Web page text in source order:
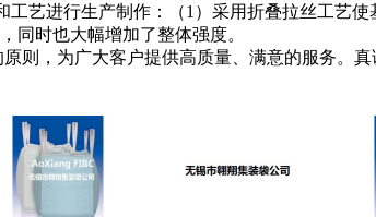
艺进行生产制作：（1）采用折叠拉丝工艺
同时也大幅增加了整体强度。
则，为广大客户提供高质量、满意的服务。